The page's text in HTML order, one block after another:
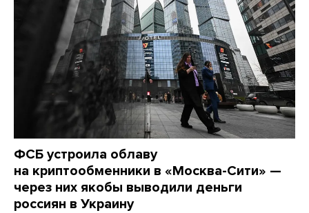
ФСБ устроила облаву
на криптообменники в «Москва-Сити» —
через них якобы выводили деньги
россиян в Украину